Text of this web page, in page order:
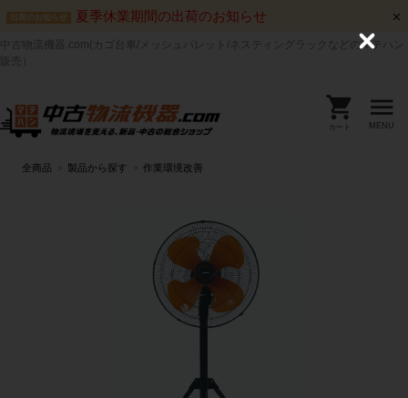
出荷のお知らせ 夏季休業期間の出荷のお知らせ
中古物流機器.com(カゴ台車/メッシュパレット/ネスティングラックなどのマテハン
カート MENU
全商品 製品から探す 作業環境改善
C
e